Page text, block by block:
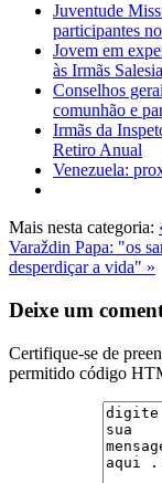
Juventude
participantes
Jovem em
às Irmãs
Conselhos
comunhão e
Irmãs da
Retiro Anual
Venezuela:
Mais nesta categoria:
Varaždin Papa: "os
desperdiçar a vida" »
Deixe um
Certifique-se de
permitido código